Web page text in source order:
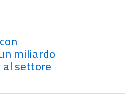
miliardo
al settore